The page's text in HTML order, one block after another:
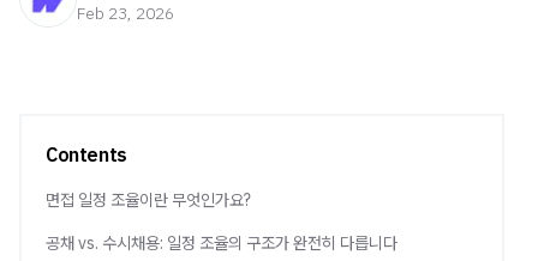
Feb 23, 2026
Contents
면접 일정 조율이란 무엇인가요?
공채 vs. 수시채용: 일정 조율의 구조가 완전히 다릅니다